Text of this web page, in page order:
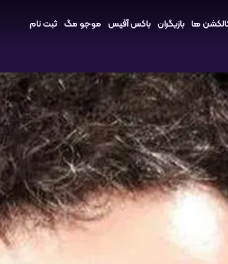
ها بازیگران باکس آفیس موجو مگ ثبت نام